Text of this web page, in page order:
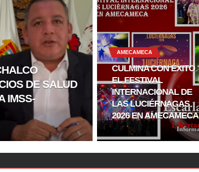
DE SALUD
IMSS-
AMECAMECA
CULMINA CON ÉXITO
EL FESTIVAL
INTERNACIONAL DE
LAS LUCIÉRNAGAS
2026 EN AMECAMECA